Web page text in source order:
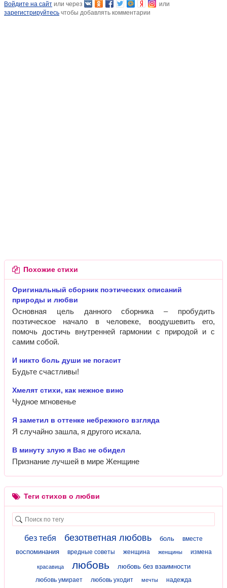
Войдите на сайт или через
или
зарегистрируйтесь чтобы добавлять комментарии
Похожие стихи
Оригинальный сборник поэтических описаний
природы и любви
Основная цель данного сборника – пробудить
поэтическое начало в человеке, воодушевить его,
помочь достичь внутренней гармонии с природой и с
самим собой.
И никто боль души не погасит
Будьте счастливы!
Хмелят стихи, как нежное вино
Чудное мгновенье
Я заметил в оттенке небрежного взгляда
Я случайно зашла, я другого искала.
В минуту злую я Вас не обидел
Признание лучшей в мире Женщине
Теги стихов о любви
без тебя безответная любовь боль вместе
воспоминания вредные советы женщина женщины измена
красавица любовь любовь без взаимности
любовь умирает любовь уходит мечты надежда